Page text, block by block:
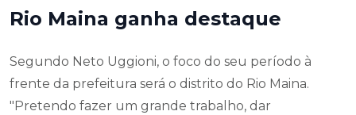
Rio Maina ganha destaque
Segundo Neto Uggioni, o foco do seu período à
frente da prefeitura será o distrito do Rio Maina.
"Pretendo fazer um grande trabalho, dar